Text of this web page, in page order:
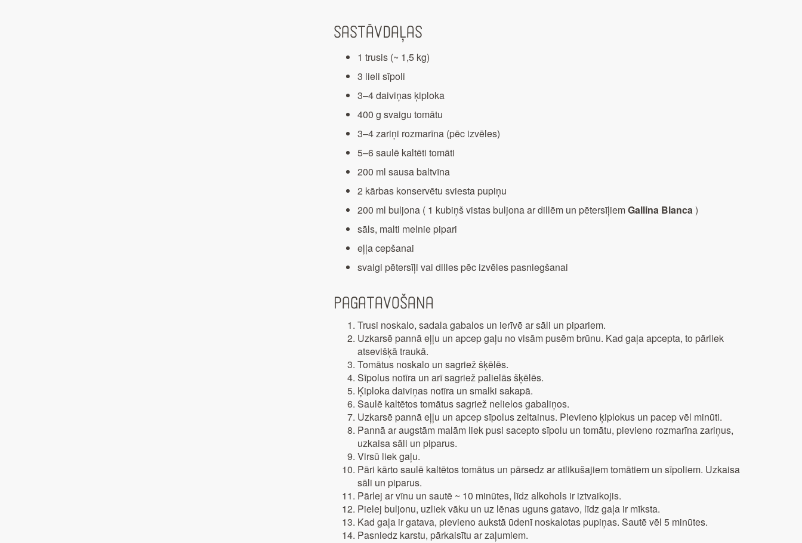
Sastāvdaļas
1 trusis (~ 1,5 kg)
3 lieli sīpoli
3–4 daiviņas ķiploka
400 g svaigu tomātu
3–4 zariņi rozmarīna (pēc izvēles)
5–6 saulē kaltēti tomāti
200 ml sausa baltvīna
2 kārbas konservētu sviesta pupiņu
200 ml buljona ( 1 kubiņš vistas buljona ar dillēm un pētersīļiemGallina Blanca)
sāls, malti melnie pipari
eļļa cepšanai
svaigi pētersīļi vai dilles pēc izvēles pasniegšanai
Pagatavošana
Trusi noskalo, sadala gabalos un ierīvē ar sāli un pipariem.
Uzkarsē pannā eļļu un apcep gaļu no visām pusēm brūnu. Kad gaļa apcepta, to pārliek
atsevišķā traukā.
Tomātus noskalo un sagriež šķēlēs.
Sīpolus notīra un arī sagriež palielās šķēlēs.
Ķiploka daiviņas notīra un smalki sakapā.
Saulē kaltētos tomātus sagriež nelielos gabaliņos.
Uzkarsē pannā eļļu un apcep sīpolus zeltainus. Pievieno ķiplokus un pacep vēl minūti.
Pannā ar augstām malām liek pusi sacepto sīpolu un tomātu, pievieno rozmarīna zariņus,
uzkaisa sāli un piparus.
Virsū liek gaļu.
Pāri kārto saulē kaltētos tomātus un pārsedz ar atlikušajiem tomātiem un sīpoliem. Uzkaisa
sāli un piparus.
Pārlej ar vīnu un sautē ~ 10 minūtes, līdz alkohols ir iztvaikojis.
Pielej buljonu, uzliek vāku un uz lēnas uguns gatavo, līdz gaļa ir mīksta.
Kad gaļa ir gatava, pievieno aukstā ūdenī noskalotas pupiņas. Sautē vēl 5 minūtes.
Pasniedz karstu, pārkaisītu ar zaļumiem.